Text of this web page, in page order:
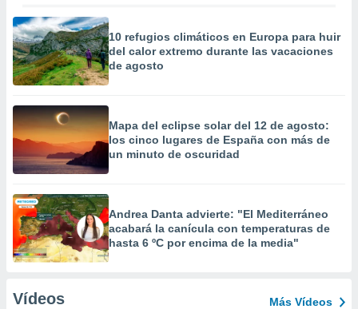
10 refugios climáticos en Europa para huir
del calor extremo durante las vacaciones
de agosto
Mapa del eclipse solar del 12 de agosto:
los cinco lugares de España con más de
un minuto de oscuridad
Andrea Danta advierte: "El Mediterráneo
acabará la canícula con temperaturas de
hasta 6 ºC por encima de la media"
Vídeos Más Vídeos